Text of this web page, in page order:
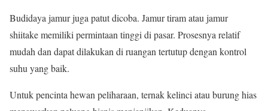
Budidaya jamur juga patut dicoba. Jamur tiram atau jamur
shiitake memiliki permintaan tinggi di pasar. Prosesnya relatif
mudah dan dapat dilakukan di ruangan tertutup dengan kontrol
suhu yang baik.
Untuk pencinta hewan peliharaan, ternak kelinci atau burung hias